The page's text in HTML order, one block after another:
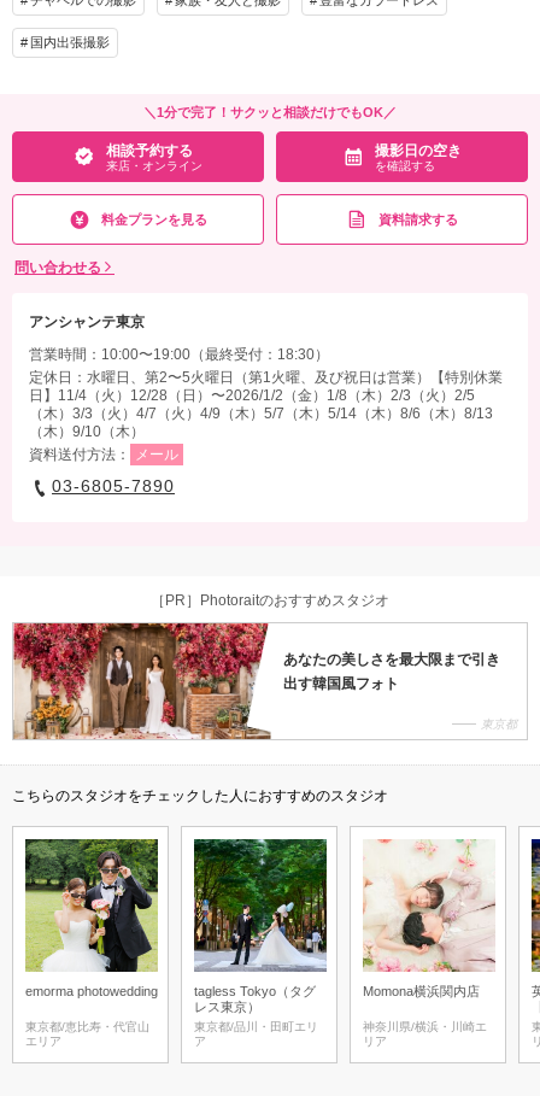
国内出張撮影
＼1分で完了！サクッと相談だけでもOK／
相談予約する
来店・オンライン
撮影日の空き
を確認する
料金プランを見る 資料請求する
問い合わせる
アンシャンテ東京
営業時間：10:00〜19:00（最終受付：18:30）
定休日：水曜日、第2〜5火曜日（第1火曜、及び祝日は営業）【特別休業
日】11/4（火）12/28（日）〜2026/1/2（金）1/8（木）2/3（火）2/5
（木）3/3（火）4/7（火）4/9（木）5/7（木）5/14（木）8/6（木）8/13
（木）9/10（木）
資料送付方法：
メール
03-6805-7890
［PR］Photoraitのおすすめスタジオ
あなたの美しさを最大限まで引き
出す韓国風フォト
東京都
こちらのスタジオをチェックした人におすすめのスタジオ
emorma photowedding
東京都/恵比寿・代官山
エリア
tagless Tokyo（タグ
レス東京）
東京都/品川・田町エリ
ア
Momona横浜関内店
神奈川県/横浜・川崎エ
リア